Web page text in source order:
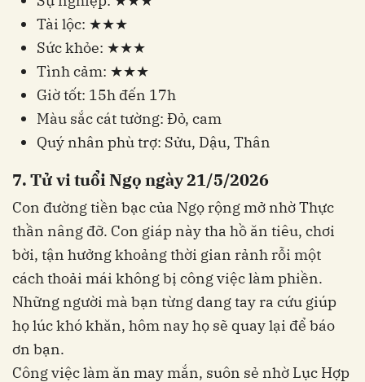
Tài lộc: ★★★
Sức khỏe: ★★★
Tình cảm: ★★★
Giờ tốt: 15h đến 17h
Màu sắc cát tường: Đỏ, cam
Quý nhân phù trợ: Sửu, Dậu, Thân
7. Tử vi tuổi Ngọ ngày 21/5/2026
Con đường tiền bạc của Ngọ rộng mở nhờ Thực
thần nâng đỡ. Con giáp này tha hồ ăn tiêu, chơi
bời, tận hưởng khoảng thời gian rảnh rỗi một
cách thoải mái không bị công việc làm phiền.
Những người mà bạn từng dang tay ra cứu giúp
họ lúc khó khăn, hôm nay họ sẽ quay lại để báo
ơn bạn.
Công việc làm ăn may mắn, suôn sẻ nhờ Lục Hợp